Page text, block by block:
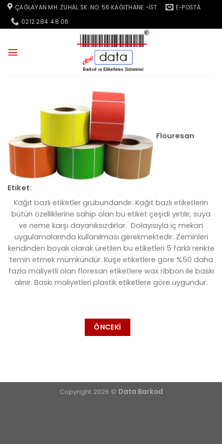
İçeriğe
atla
ÇAĞLAYAN MH. ZUHAL SK. NO: 56 KAĞITHANE -İST.
E-POSTA
0212 284 48 06
Flouresan
Etiket:
Kağıt bazlı etiketler grubundandır. Kağıt bazlı etiketlerin
bütün özelliklerine sahip olan bu etiket çeşidi yırtılır, suya
ve neme karşı dayanıksızdırlar. Dolayısıyla iç mekan
uygulamalarında kullanılması gerekmektedir. Zeminleri
kendinden boyalı olarak üretilen bu etiketleri 5 farklı renkte
temin etmek mümkündür. Kuşe etiketlere göre %50 daha
fazla maliyetli olan floresan etiketlere wax ribbon ile baskı
alınır. Baskı maliyetleri plastik etiketlere göre uygundur.
ÖNCEKI
Copyright 2026 © Data Barkod